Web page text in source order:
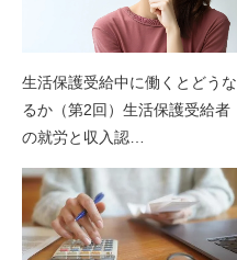
生活保護受給中に働くとどうな
るか（第2回）生活保護受給者
の就労と収入認…